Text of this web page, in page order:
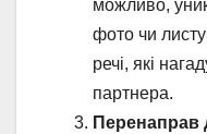
можливо,
фото чи
речі, які
партнера.
Перенаправ